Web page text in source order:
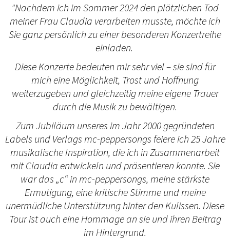
"Nachdem ich im Sommer 2024 den plötzlichen Tod
meiner Frau Claudia verarbeiten musste, möchte ich
Sie ganz persönlich zu einer besonderen Konzertreihe
einladen.
Diese Konzerte bedeuten mir sehr viel – sie sind für
mich eine Möglichkeit, Trost und Hoffnung
weiterzugeben und gleichzeitig meine eigene Trauer
durch die Musik zu bewältigen.
Zum Jubiläum unseres im Jahr 2000 gegründeten
Labels und Verlags mc-peppersongs feiere ich 25 Jahre
musikalische Inspiration, die ich in Zusammenarbeit
mit Claudia entwickeln und präsentieren konnte. Sie
war das „c“ in mc-peppersongs, meine stärkste
Ermutigung, eine kritische Stimme und meine
unermüdliche Unterstützung hinter den Kulissen. Diese
Tour ist auch eine Hommage an sie und ihren Beitrag
im Hintergrund.